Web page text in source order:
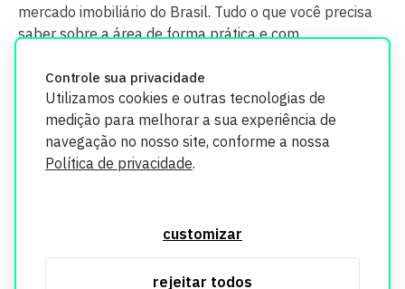
Controle sua privacidade
Utilizamos cookies e outras tecnologias de
medição para melhorar a sua experiência de
navegação no nosso site, conforme a nossa
Política de privacidade.
customizar
rejeitar todos
mercado imobiliário do Brasil. Tudo o que você precisa
saber sobre a área de forma prática e com
segurança. Todos os dados coletados em nosso site são
utilizados exclusivamente para fins de aprimoramento de
informações, consulte nossa Política de Privacidade.